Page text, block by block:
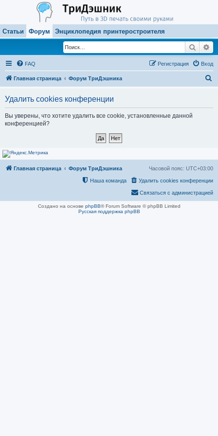
Статьи Форум Энциклопедия принтеростроителя
Поиск
FAQ Вход
Регистрация
Главная страница Форум ТриДэшника
Удалить cookies конференции
Вы уверены, что хотите удалить все cookie, установленные данной
конференцией?
Главная страница Форум ТриДэшника Часовой пояс: UTC+03:00
Удалить cookies конференции
Наша команда
Связаться с администрацией
Создано на основе phpBB® Forum Software © phpBB Limited
Русская поддержка phpBB